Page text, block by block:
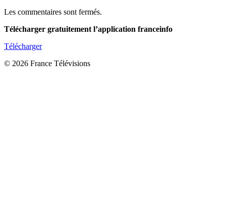
Les commentaires sont fermés.
Télécharger gratuitement l’application franceinfo
Télécharger
© 2026 France Télévisions